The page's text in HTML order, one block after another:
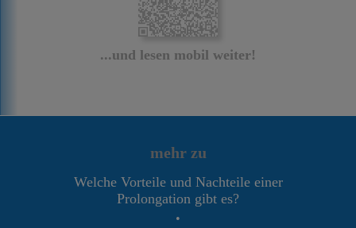
...und lesen mobil weiter!
mehr zu
Welche Vorteile und Nachteile einer
Prolongation gibt es?
•